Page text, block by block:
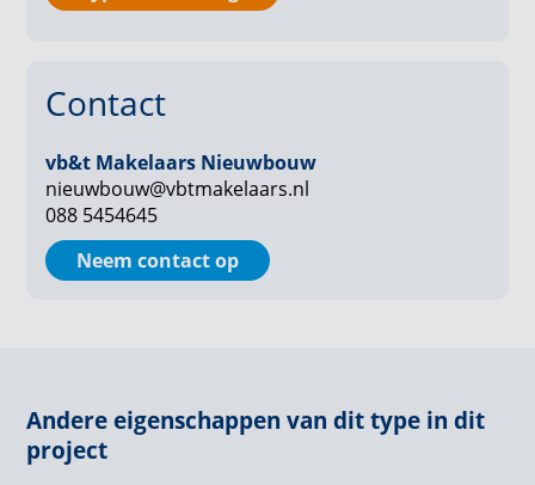
Parkeren: Parkeren op privéparkeerplaats
Contact
vb&t Makelaars Nieuwbouw
nieuwbouw@vbtmakelaars.nl
088 5454645
Neem contact op
Andere eigenschappen van dit type in dit
project